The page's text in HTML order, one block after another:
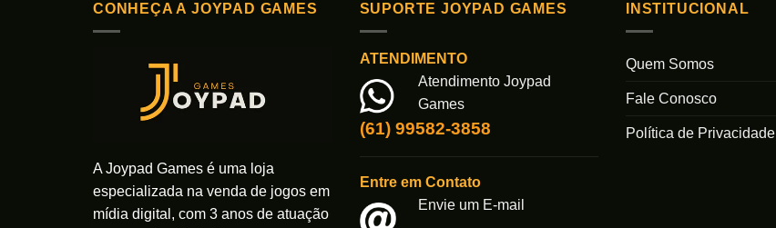
CONHEÇA A JOYPAD GAMES
A Joypad Games é uma loja
especializada na venda de jogos em
mídia digital, com 3 anos de atuação
SUPORTE JOYPAD GAMES
ATENDIMENTO
Atendimento Joypad
Games
(61) 99582-3858
Entre em Contato
Envie um E-mail
INSTITUCIONAL
Quem Somos
Fale Conosco
Política de Privacidade